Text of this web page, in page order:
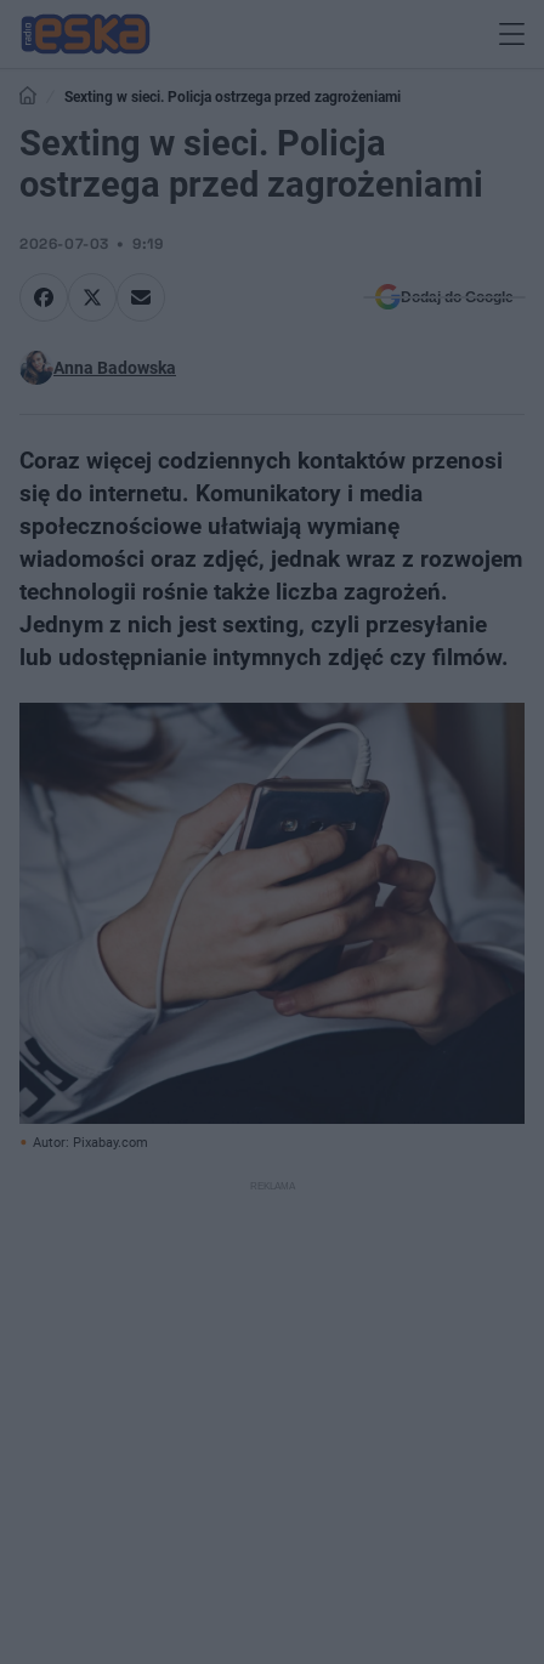
Sexting w sieci. Policja ostrzega przed zagrożeniami
Sexting w sieci. Policja
ostrzega przed zagrożeniami
2026-07-03 9:19
Dodaj do Google
Anna Badowska
Coraz więcej codziennych kontaktów przenosi
się do internetu. Komunikatory i media
społecznościowe ułatwiają wymianę
wiadomości oraz zdjęć, jednak wraz z rozwojem
technologii rośnie także liczba zagrożeń.
Jednym z nich jest sexting, czyli przesyłanie
lub udostępnianie intymnych zdjęć czy filmów.
Autor: Pixabay.com